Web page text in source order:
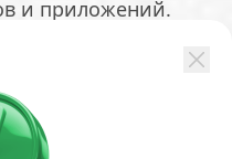
и приложений.
необходимости